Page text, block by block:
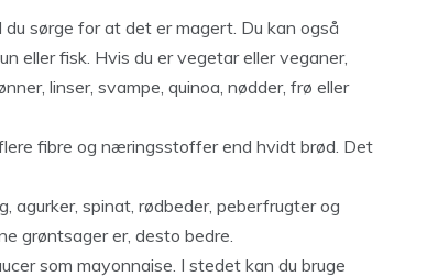
du sørge for at det er magert. Du kan også
eller fisk. Hvis du er vegetar eller veganer,
linser, svampe, quinoa, nødder, frø eller
fibre og næringsstoffer end hvidt brød. Det
agurker, spinat, rødbeder, peberfrugter og
grøntsager er, desto bedre.
som mayonnaise. I stedet kan du bruge